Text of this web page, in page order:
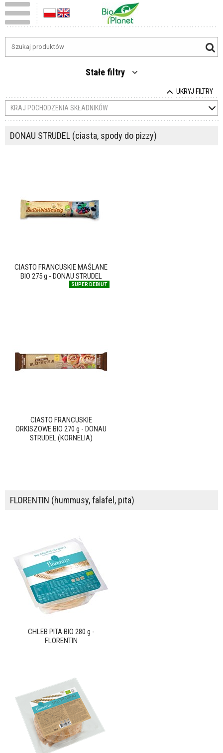
Stałe filtry
UKRYJ FILTRY
KRAJ POCHODZENIA SKŁADNIKÓW
DONAU STRUDEL (ciasta, spody do pizzy)
CIASTO FRANCUSKIE MAŚLANE
BIO 275 g - DONAU STRUDEL
SUPER DEBIUT
CIASTO FRANCUSKIE
ORKISZOWE BIO 270 g - DONAU
STRUDEL (KORNELIA)
FLORENTIN (hummusy, falafel, pita)
CHLEB PITA BIO 280 g -
FLORENTIN